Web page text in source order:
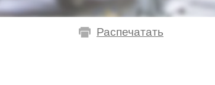
Распечатать